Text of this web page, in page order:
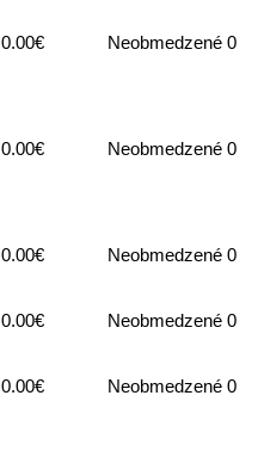
0.00€ Neobmedzené 0
0.00€ Neobmedzené 0
0.00€ Neobmedzené 0
0.00€ Neobmedzené 0
0.00€ Neobmedzené 0